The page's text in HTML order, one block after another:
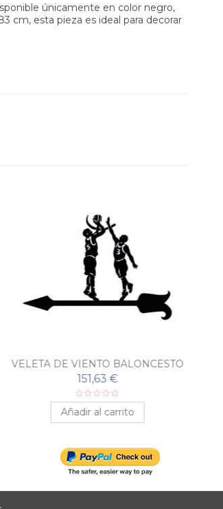
únicamente en color negro,
cm, esta pieza es ideal para decorar
VELETA DE VIENTO BALONCESTO
151,63 €
Añadir al carrito